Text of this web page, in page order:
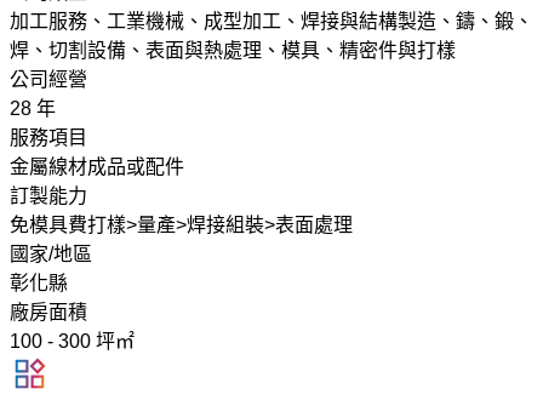
加工服務、工業機械、成型加工、焊接與結構製造、鑄、鍛、
焊、切割設備、表面與熱處理、模具、精密件與打樣
公司經營
28 年
服務項目
金屬線材成品或配件
訂製能力
免模具費打樣>量產>焊接組裝>表面處理
國家/地區
彰化縣
廠房面積
100 - 300 坪㎡